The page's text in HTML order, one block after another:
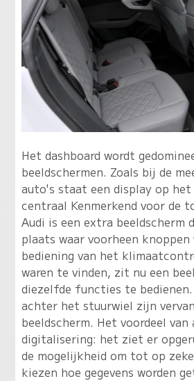
Het dashboard wordt
beeldschermen. Zoals bij de
auto's staat een display op het
centraal Kenmerkend voor de
Audi is een extra beeldscherm
plaats waar voorheen knoppen
bediening van het
waren te vinden, zit nu een
diezelfde functies te
achter het stuurwiel zijn
beeldscherm. Het voordeel van
digitalisering: het ziet er
de mogelijkheid om tot op
kiezen hoe gegevens worden